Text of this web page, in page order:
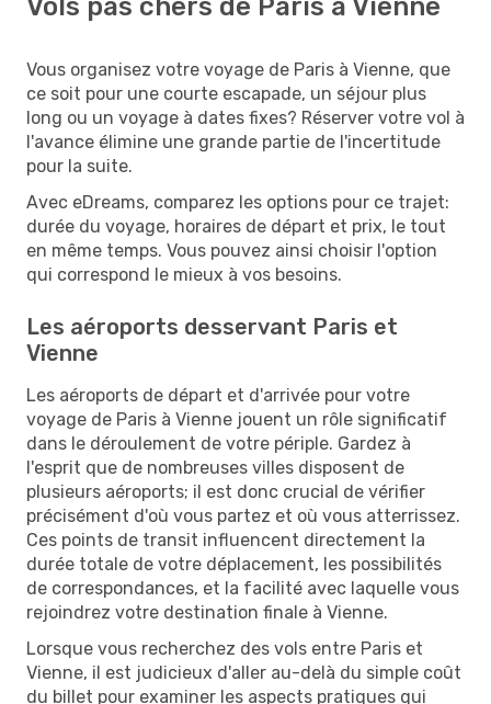
Vols pas chers de Paris à Vienne
Vous organisez votre voyage de Paris à Vienne, que
ce soit pour une courte escapade, un séjour plus
long ou un voyage à dates fixes? Réserver votre vol à
l'avance élimine une grande partie de l'incertitude
pour la suite.
Avec eDreams, comparez les options pour ce trajet:
durée du voyage, horaires de départ et prix, le tout
en même temps. Vous pouvez ainsi choisir l'option
qui correspond le mieux à vos besoins.
Les aéroports desservant Paris et
Vienne
Les aéroports de départ et d'arrivée pour votre
voyage de Paris à Vienne jouent un rôle significatif
dans le déroulement de votre périple. Gardez à
l'esprit que de nombreuses villes disposent de
plusieurs aéroports; il est donc crucial de vérifier
précisément d'où vous partez et où vous atterrissez.
Ces points de transit influencent directement la
durée totale de votre déplacement, les possibilités
de correspondances, et la facilité avec laquelle vous
rejoindrez votre destination finale à Vienne.
Lorsque vous recherchez des vols entre Paris et
Vienne, il est judicieux d'aller au-delà du simple coût
du billet pour examiner les aspects pratiques qui